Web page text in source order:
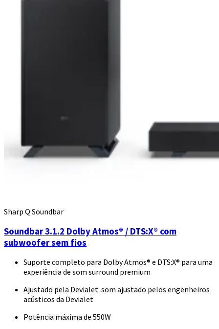
Sharp Q Soundbar
Soundbar 3.1.2 Dolby Atmos® / DTS:X® com
subwoofer sem fios
Suporte completo para Dolby Atmos® e DTS:X® para uma
experiência de som surround premium
Ajustado pela Devialet: som ajustado pelos engenheiros
acústicos da Devialet
Potência máxima de 550W